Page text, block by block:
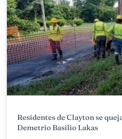
Residentes de Clayton se
Demetrio Basilio Lakas